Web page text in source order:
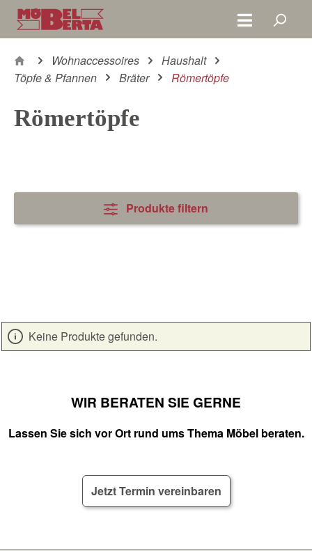
Zum Hauptinhalt springen
Wohnaccessoires
Haushalt
Töpfe & Pfannen
Bräter Römertöpfe
Römertöpfe
Produkte filtern
Keine Produkte gefunden.
WIR BERATEN SIE GERNE
Lassen Sie sich vor Ort rund ums Thema Möbel beraten.
Jetzt Termin vereinbaren